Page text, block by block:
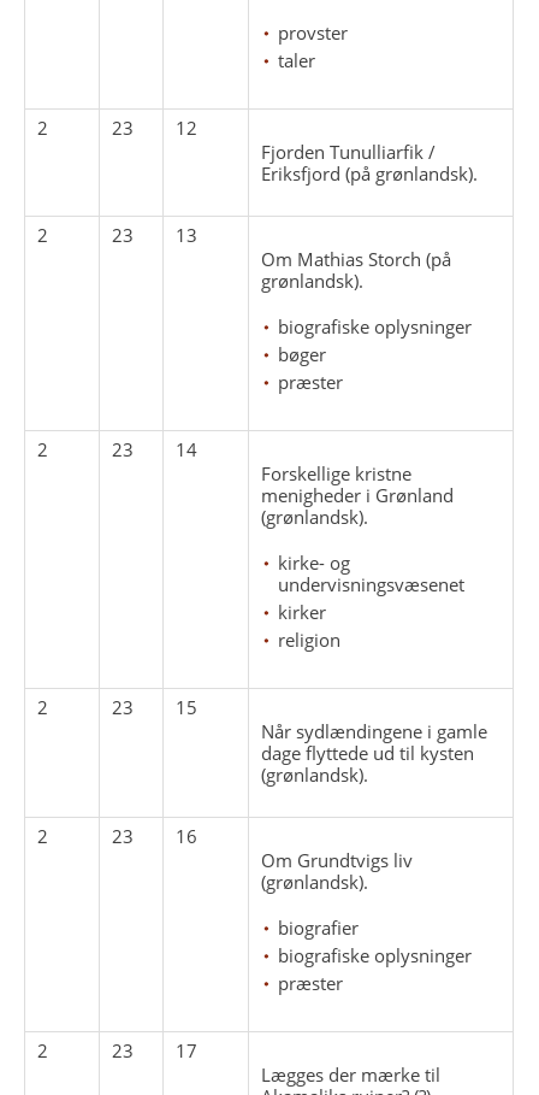
provster
taler
2 23
12
Fjorden Tunulliarfik /
Eriksfjord (på grønlandsk).
2 23
13
Om Mathias Storch (på
grønlandsk).
biografiske oplysninger
bøger
præster
2 23
14
Forskellige kristne
menigheder i Grønland
(grønlandsk).
kirke- og
undervisningsvæsenet
kirker
religion
2 23
15
Når sydlændingene i gamle
dage flyttede ud til kysten
(grønlandsk).
2 23
16
Om Grundtvigs liv
(grønlandsk).
biografier
biografiske oplysninger
præster
2 23
17
Lægges der mærke til